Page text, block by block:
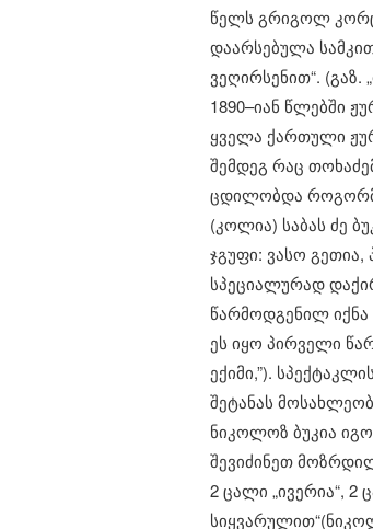
წელს გრიგოლ
დაარსებულა
ვეღირსენით“. (გაზ.
​1890–იან წლებში
ყველა ქართული
შემდეგ რაც
ცდილობდა როგორმე
(კოლია) საბას ძე
ჯგუფი: ვასო გეთია,
სპეციალურად
წარმოდგენილ
ეს იყო პირველი
ექიმი,”).
შეტანას
​ნიკოლოზ ბუკია
შევიძინეთ
2 ცალი „ივერია“, 2